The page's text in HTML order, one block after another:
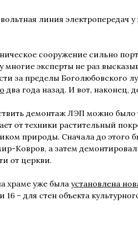
линия электропередач
сооружение сильно
многие эксперты не раз
за пределы Боголюбовского
два года назад. И вот, наконец,
демонтаж ЛЭП можно было
от техники растительный
природы. Сначала до этого
Ковров, а затем
от церкви.
храме уже была установлена
16 – для стен объекта